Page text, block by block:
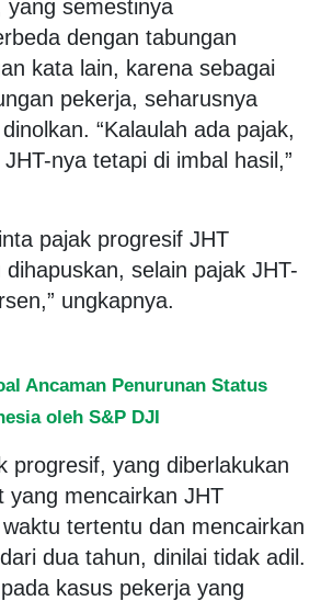
yang semestinya
dengan tabungan
kata lain, karena sebagai
pekerja, seharusnya
“Kalaulah ada pajak,
nya tetapi di imbal hasil,”
pajak progresif JHT
selain pajak JHT-
ungkapnya.
Ancaman Penurunan Status
oleh S&P DJI
progresif, yang diberlakukan
yang mencairkan JHT
tertentu dan mencairkan
dua tahun, dinilai tidak adil.
kasus pekerja yang